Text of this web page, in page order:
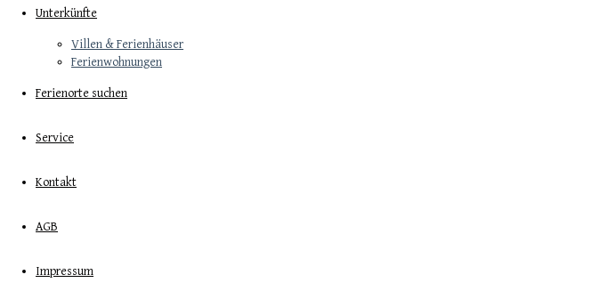
Unterkünfte
Villen & Ferienhäuser
Ferienwohnungen
Ferienorte suchen
Service
Kontakt
AGB
Impressum